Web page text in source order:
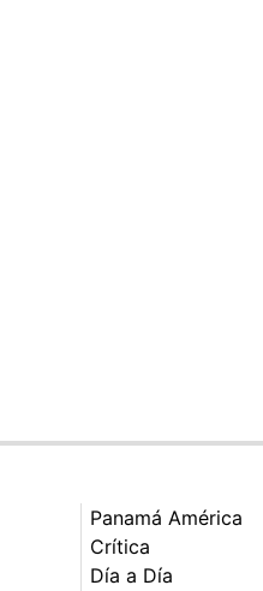
Panamá América
Crítica
Día a Día